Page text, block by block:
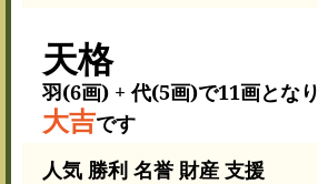
天格
羽(6画) + 代(5画)で11画となり
大吉です
人気 勝利 名誉 財産 支援